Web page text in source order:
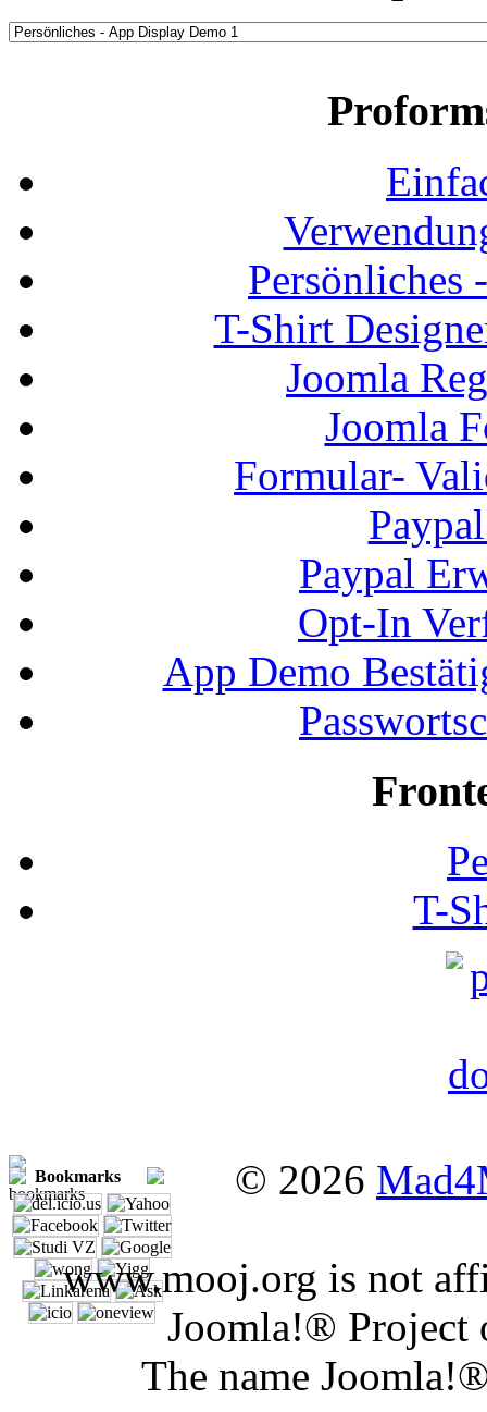
Persönliches
T-Shirt
Joomla
Joomla
Formular-
Paypal
Opt-In
App Demo
T-
Bookmarks © 2026
www.mooj.org is not
Joomla!® Project
The name